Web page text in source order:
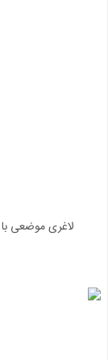
لاغری موضعی